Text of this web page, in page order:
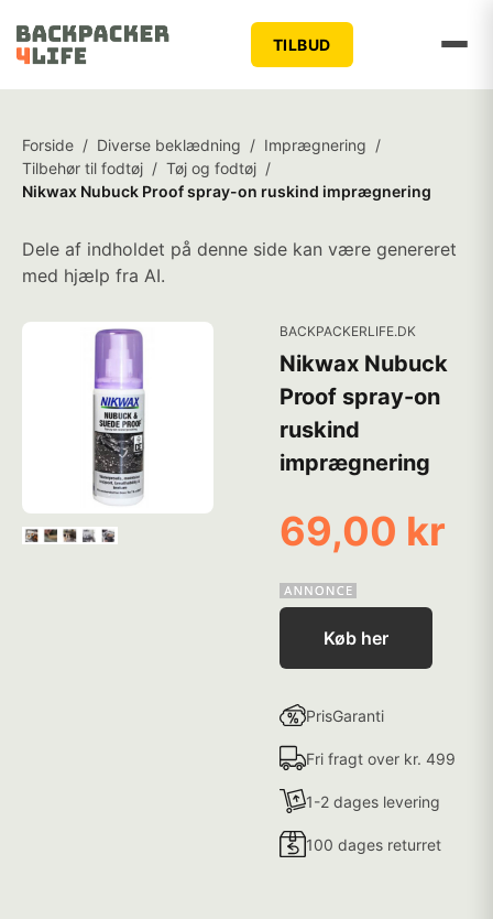
TILBUD
Forside / Diverse beklædning / Imprægnering /
Tilbehør til fodtøj / Tøj og fodtøj /
Nikwax Nubuck Proof spray-on ruskind imprægnering
Dele af indholdet på denne side kan være genereret
med hjælp fra AI.
BACKPACKERLIFE.DK
Nikwax Nubuck
Proof spray-on
ruskind
imprægnering
69,00 kr
Køb her
PrisGaranti
Fri fragt over kr. 499
1-2 dages levering
100 dages returret